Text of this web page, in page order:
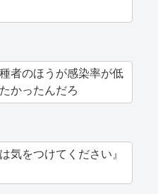
者のほうが感染率が低
かったんだろ
気をつけてください』